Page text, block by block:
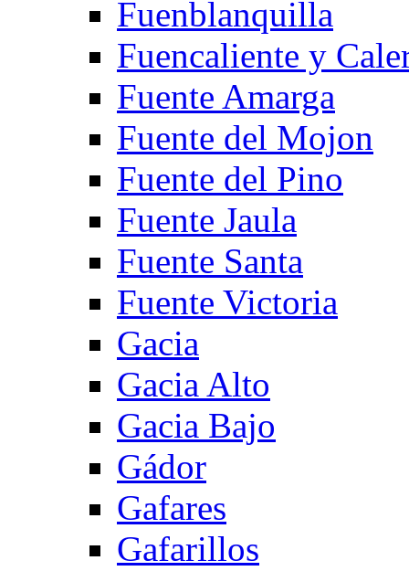
Fuenblanquilla
Fuencaliente y
Fuente Amarga
Fuente del Mojon
Fuente del Pino
Fuente Jaula
Fuente Santa
Fuente Victoria
Gacia
Gacia Alto
Gacia Bajo
Gádor
Gafares
Gafarillos